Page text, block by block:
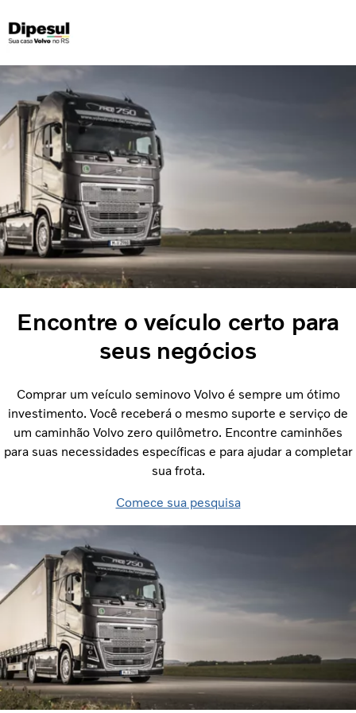
Caminhões
Serviços
QUEM SOMOS
Soluções Financeiras
CONCESSIONARIAS
ÔNIBUS
Portal de Privacidade
Encontre o veículo certo para
seus negócios
Comprar um veículo seminovo Volvo é sempre um ótimo
investimento. Você receberá o mesmo suporte e serviço de
um caminhão Volvo zero quilômetro. Encontre caminhões
para suas necessidades específicas e para ajudar a completar
sua frota.
Comece sua pesquisa